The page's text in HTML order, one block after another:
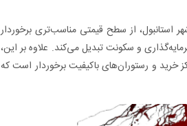
استانبول، از سطح قیمتی مناسب‌تری برخوردار
و سکونت تبدیل می‌کند. علاوه بر این،
خرید و رستوران‌های باکیفیت برخوردار است که